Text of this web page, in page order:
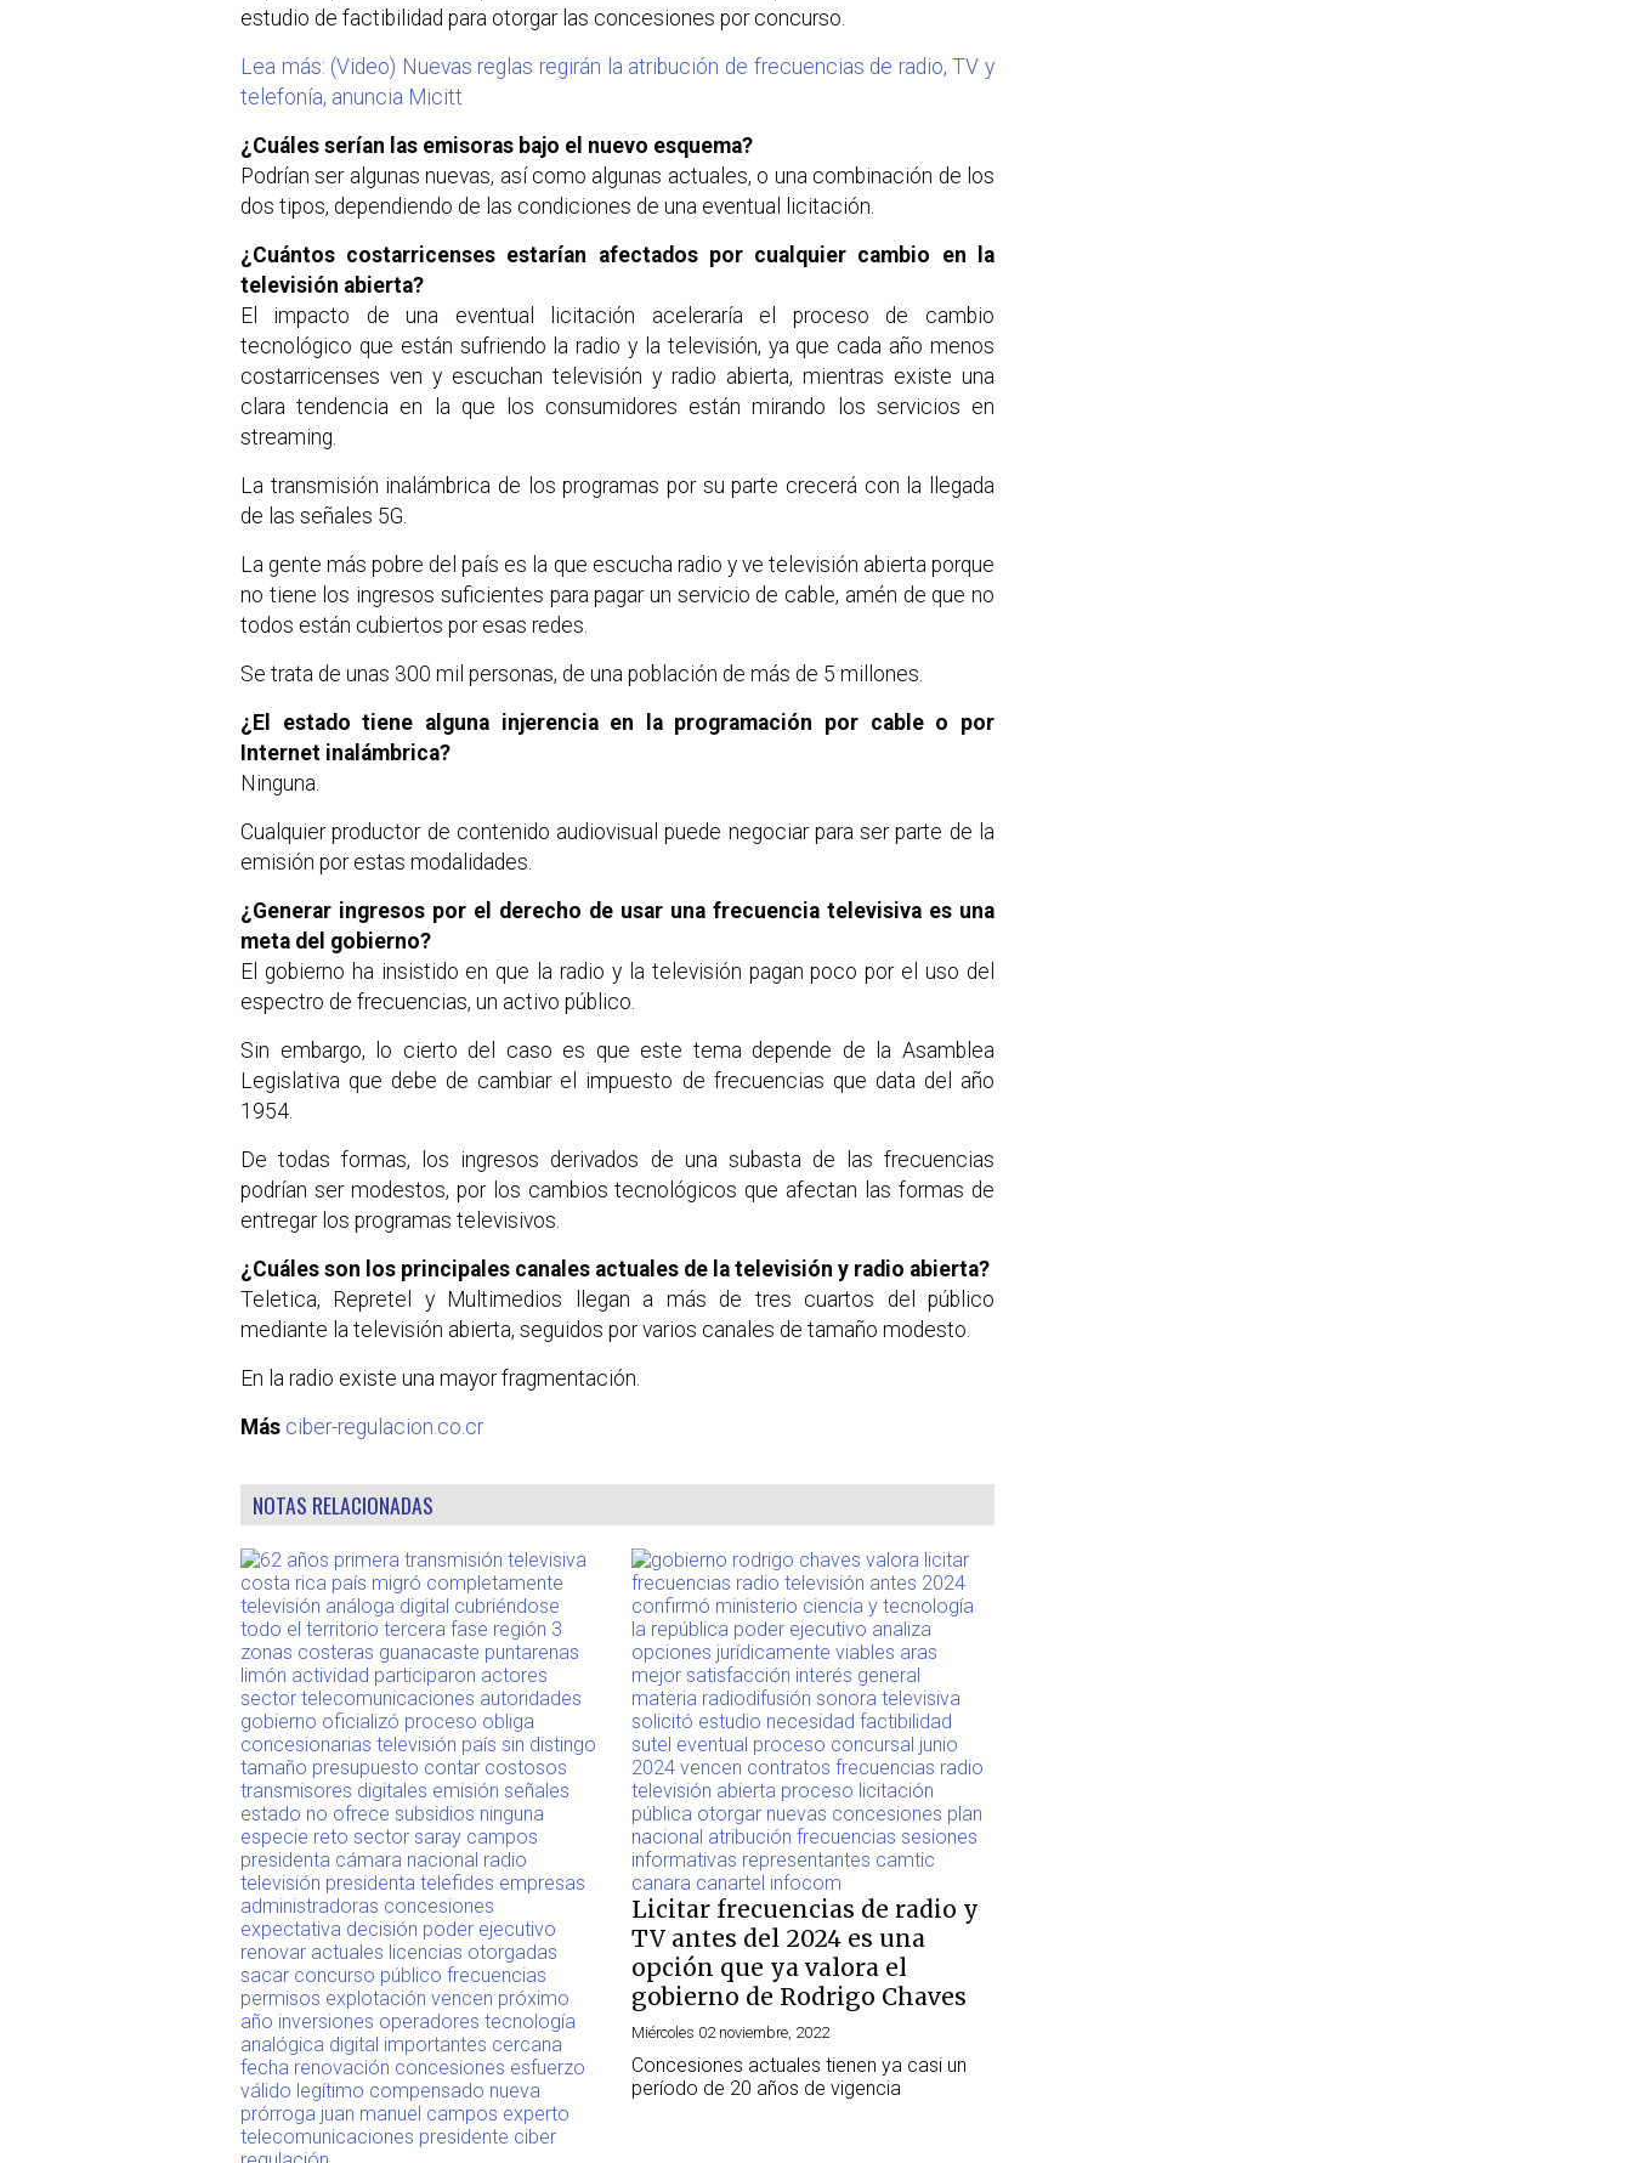
estudio de factibilidad para otorgar las concesiones por concurso.
Lea más: (Video) Nuevas reglas regirán la atribución de frecuencias de radio, TV y
telefonía, anuncia Micitt
¿Cuáles serían las emisoras bajo el nuevo esquema?
Podrían ser algunas nuevas, así como algunas actuales, o una combinación de los
dos tipos, dependiendo de las condiciones de una eventual licitación.
¿Cuántos costarricenses estarían afectados por cualquier cambio en la
televisión abierta?
El impacto de una eventual licitación aceleraría el proceso de cambio
tecnológico que están sufriendo la radio y la televisión, ya que cada año menos
costarricenses ven y escuchan televisión y radio abierta, mientras existe una
clara tendencia en la que los consumidores están mirando los servicios en
streaming.
La transmisión inalámbrica de los programas por su parte crecerá con la llegada
de las señales 5G.
La gente más pobre del país es la que escucha radio y ve televisión abierta porque
no tiene los ingresos suficientes para pagar un servicio de cable, amén de que no
todos están cubiertos por esas redes.
Se trata de unas 300 mil personas, de una población de más de 5 millones.
¿El estado tiene alguna injerencia en la programación por cable o por
Internet inalámbrica?
Ninguna.
Cualquier productor de contenido audiovisual puede negociar para ser parte de la
emisión por estas modalidades.
¿Generar ingresos por el derecho de usar una frecuencia televisiva es una
meta del gobierno?
El gobierno ha insistido en que la radio y la televisión pagan poco por el uso del
espectro de frecuencias, un activo público.
Sin embargo, lo cierto del caso es que este tema depende de la Asamblea
Legislativa que debe de cambiar el impuesto de frecuencias que data del año
1954.
De todas formas, los ingresos derivados de una subasta de las frecuencias
podrían ser modestos, por los cambios tecnológicos que afectan las formas de
entregar los programas televisivos.
¿Cuáles son los principales canales actuales de la televisión y radio abierta?
Teletica, Repretel y Multimedios llegan a más de tres cuartos del público
mediante la televisión abierta, seguidos por varios canales de tamaño modesto.
En la radio existe una mayor fragmentación.
Más ciber-regulacion.co.cr
NOTAS RELACIONADAS
Licitar frecuencias de radio y
TV antes del 2024 es una
opción que ya valora el
gobierno de Rodrigo Chaves
Miércoles 02 noviembre, 2022
Concesiones actuales tienen ya casi un
período de 20 años de vigencia